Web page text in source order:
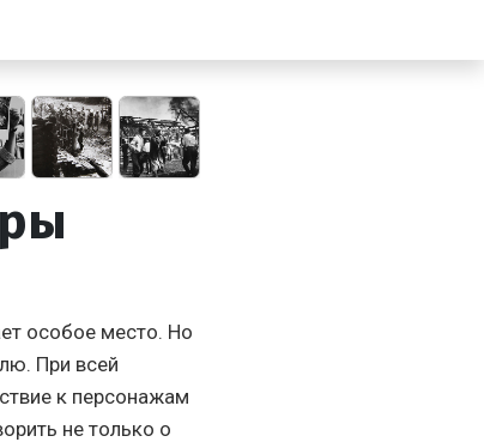
особое место. Но
При всей
к персонажам
не только о